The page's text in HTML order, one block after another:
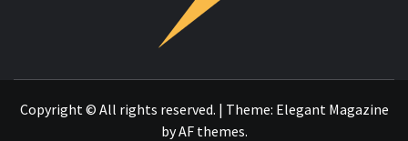
Copyright © All rights reserved. | Theme: Elegant Magazine
byAF themes.